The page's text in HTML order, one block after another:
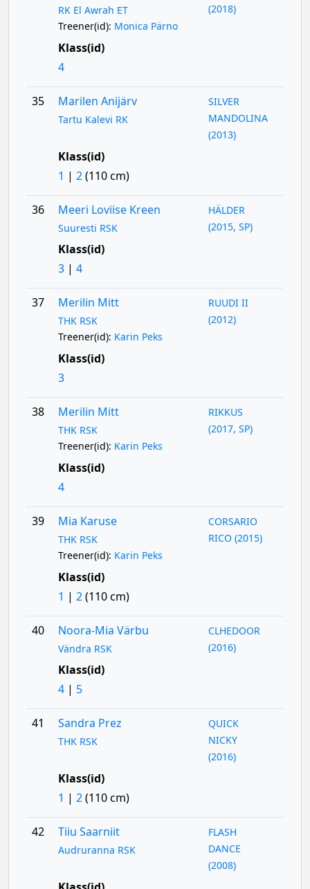
RK El Awrah ET
(2018)
Treener(id): Monica Pärno
Klass(id)
4
35 Marilen Anijärv
Tartu Kalevi RK
SILVER
MANDOLINA
(2013)
Klass(id)
1 | 2(110 cm)
36 Meeri Loviise Kreen
Suuresti RSK
HÄLDER
(2015, SP)
Klass(id)
3| 4
37 Merilin Mitt
THK RSK
RUUDI II
(2012)
Treener(id): Karin Peks
Klass(id)
3
38 Merilin Mitt
THK RSK
RIKKUS
(2017, SP)
Treener(id): Karin Peks
Klass(id)
4
39 Mia Karuse
THK RSK
CORSARIO
RICO (2015)
Treener(id): Karin Peks
Klass(id)
1 | 2(110 cm)
40 Noora-Mia Värbu
Vändra RSK
CLHEDOOR
(2016)
Klass(id)
4| 5
41 Sandra Prez
THK RSK
QUICK
NICKY
(2016)
Klass(id)
1 | 2(110 cm)
42 Tiiu Saarniit
Audruranna RSK
FLASH
DANCE
(2008)